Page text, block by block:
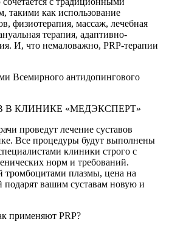
такими как использование
физиотерапия, массаж, лечебная
терапия, адаптивно-
И, что немаловажно, PRP-терапии
Всемирного антидопингового
В КЛИНИКЕ «МЕДЭКСПЕРТ»
проведут лечение суставов
Все процедуры будут выполнены
клиники строго с
норм и требований.
плазмы, цена на
подарят вашим суставам новую и
применяют PRP?